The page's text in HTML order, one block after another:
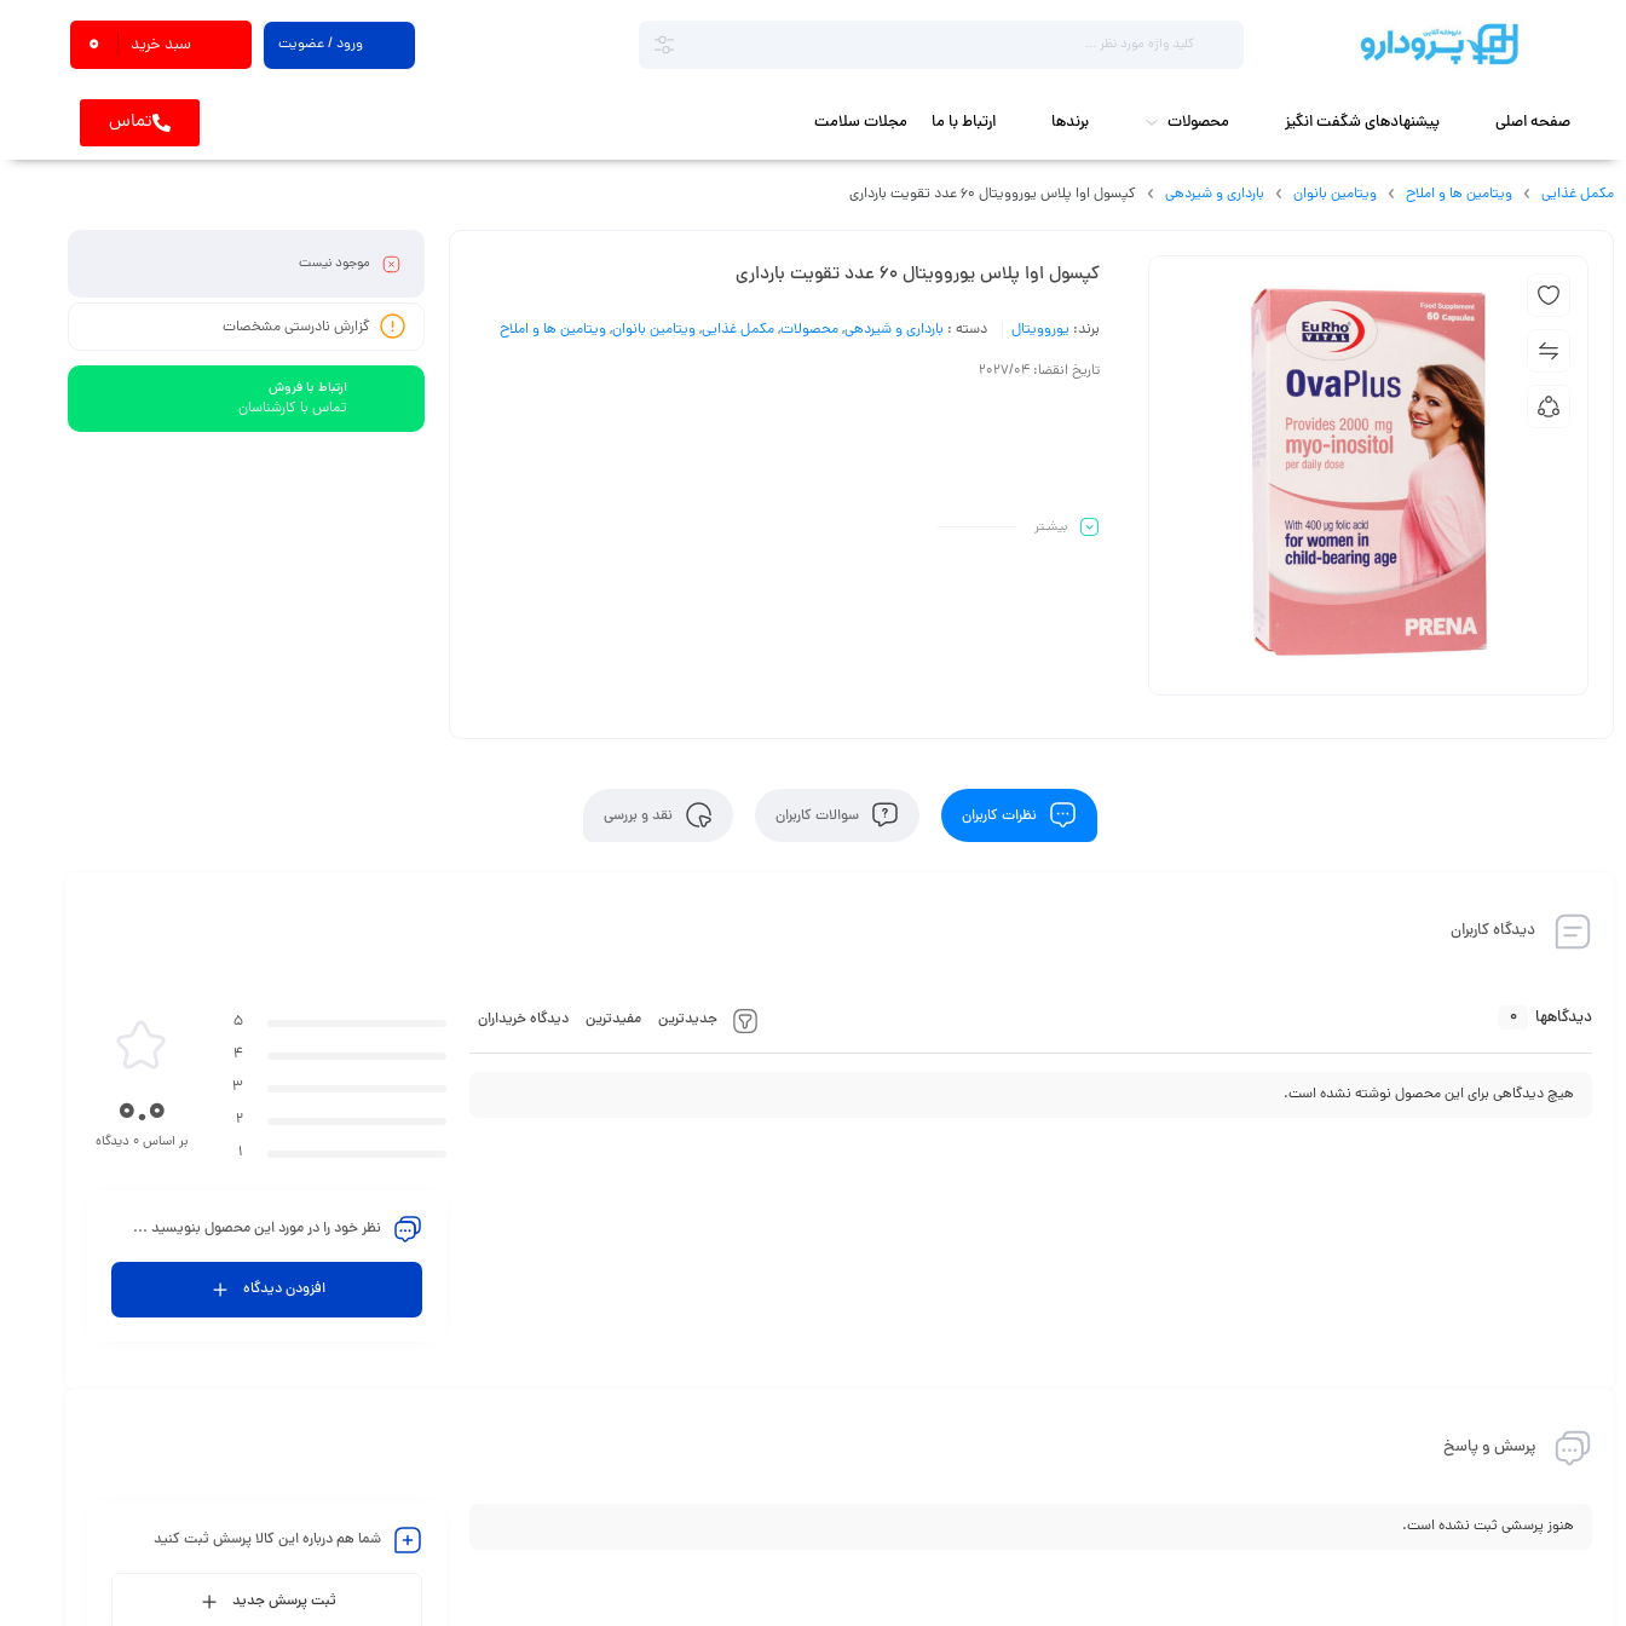
ورود / عضویت سبد خرید 0
صفحه اصلی پیشنهادهای شگفت انگیز محصولات برندها ارتباط با ما مجلات سلامت تماس
مکمل غذایی ویتامین ها و املاح ویتامین بانوان بارداری و شیردهی کپسول اوا پلاس یوروویتال 60 عدد تقویت بارداری
کپسول اوا پلاس یوروویتال 60 عدد تقویت بارداری
برند: یوروویتال دسته : بارداری و شیردهی,محصولات,مکمل غذایی,ویتامین بانوان,ویتامین ها و املاح
تاریخ انقضا: 2027/04
بیشـتر
موجود نیست
گزارش نادرستی مشخصات
ارتباط با فروش
تماس با کارشناسان
نظرات کاربران سوالات کاربران نقد و بررسی
دیدگاه کاربران
دیدگاهها 0 جدیدترین مفیدترین دیدگاه خریداران
هیچ دیدگاهی برای این محصول نوشته نشده است.
5
4
3
2
1
0.0
بر اساس 0 دیدگاه
نظر خود را در مورد این محصول بنویسید ...
افزودن دیدگاه
پرسش و پاسخ
هنوز پرسشی ثبت نشده است.
شما هم درباره این کالا پرسش ثبت کنید
ثبت پرسش جدید